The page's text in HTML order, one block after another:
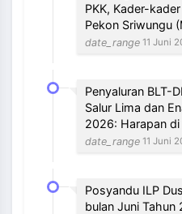
PKK, Kader-
Pekon Sriwungu
date_range 11 Juni
Penyaluran BLT-
Salur Lima dan
2026: Harapan
date_range 11 Juni
Posyandu ILP
bulan Juni Tahun